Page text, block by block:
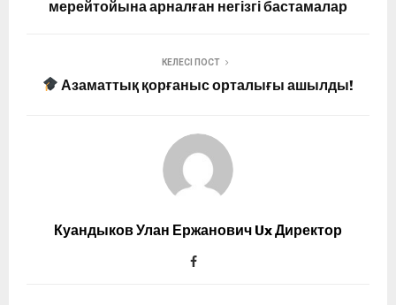
мерейтойына арналған негізгі бастамалар
КЕЛЕСІ ПОСТ
Азаматтық қорғаныс орталығы ашылды!
Куандыков Улан Ержанович Ux Директор